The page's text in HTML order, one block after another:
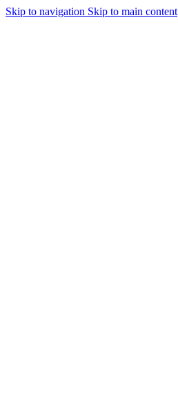
Skip to navigation Skip to main content